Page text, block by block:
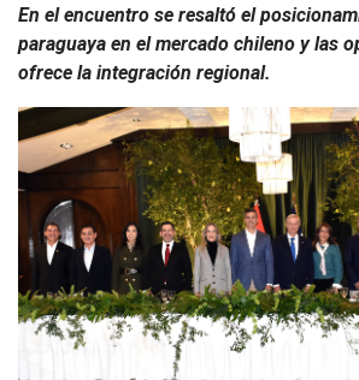
En el encuentro se resaltó el
paraguaya en el mercado chileno y las
ofrece la integración regional.